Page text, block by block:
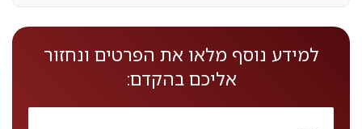
למידע נוסף מלאו את הפרטים ונחזור
אליכם בהקדם: